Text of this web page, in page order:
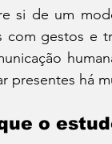
si de um
com gestos e
presentes há
o